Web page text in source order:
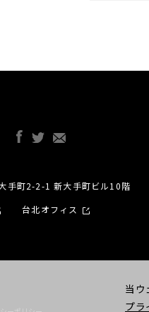
手町2-2-1 新大手町ビル10階
台北オフィス
当ウ
プラ